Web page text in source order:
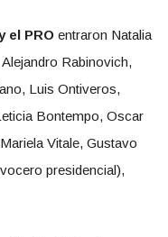
el PRO entraron Natalia
Rabinovich,
Luis Ontiveros,
Bontempo, Oscar
Vitale, Gustavo
presidencial),